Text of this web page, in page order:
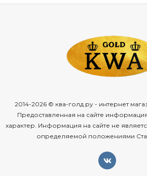
2014-2026 © ква-голд.ру - интернет
Предоставленная на сайте
характер. Информация на сайте не
определяемой положениями